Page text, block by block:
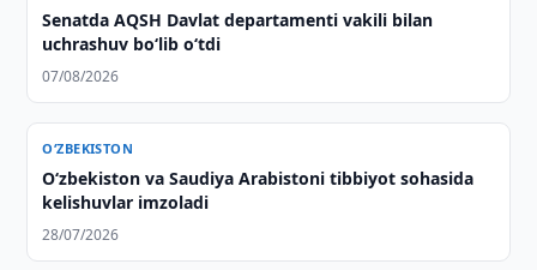
Senatda AQSH Davlat departamenti vakili bilan
uchrashuv boʻlib oʻtdi
07/08/2026
O‘ZBEKISTON
Oʻzbekiston va Saudiya Arabistoni tibbiyot sohasida
kelishuvlar imzoladi
28/07/2026